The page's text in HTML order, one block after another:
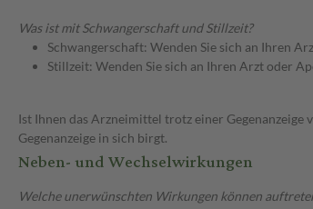
Was ist mit Schwangerschaft und Stillzeit?
Schwangerschaft: Wenden Sie sich an Ihren
Stillzeit: Wenden Sie sich an Ihren Arzt oder
Ist Ihnen das Arzneimittel trotz einer
Gegenanzeige in sich birgt.
Neben- und Wechselwirkungen
Welche unerwünschten Wirkungen können